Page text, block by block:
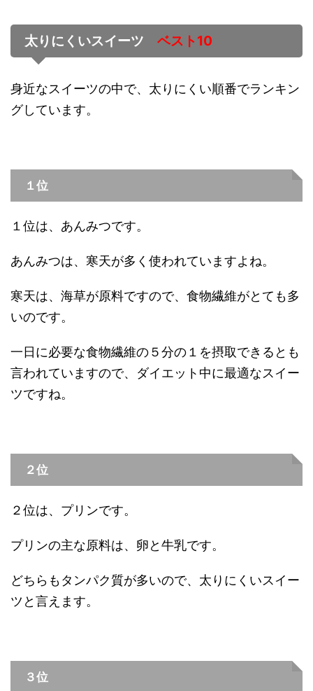
太りにくいスイーツ ベスト10
身近なスイーツの中で、太りにくい順番でランキン
グしています。
１位
１位は、あんみつです。
あんみつは、寒天が多く使われていますよね。
寒天は、海草が原料ですので、食物繊維がとても多
いのです。
一日に必要な食物繊維の５分の１を摂取できるとも
言われていますので、ダイエット中に最適なスイー
ツですね。
２位
２位は、プリンです。
プリンの主な原料は、卵と牛乳です。
どちらもタンパク質が多いので、太りにくいスイー
ツと言えます。
３位